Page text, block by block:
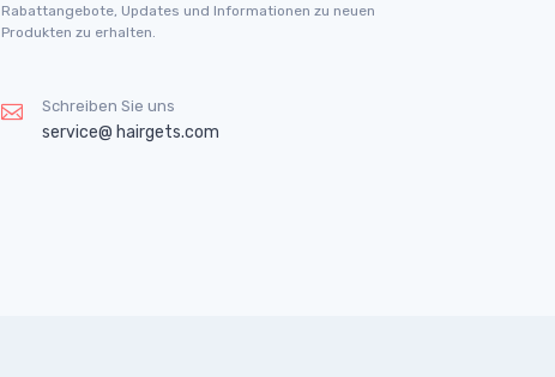
Rabattangebote, Updates und Informationen zu neuen
Produkten zu erhalten.
Schreiben Sie uns
service@ hairgets.com